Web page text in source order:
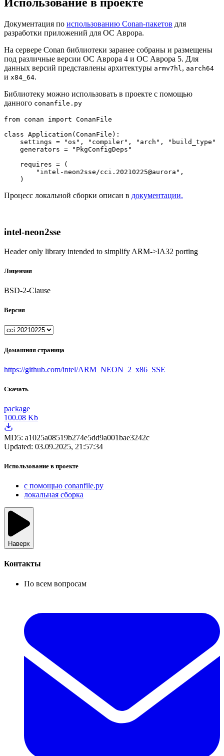
Использование в проекте
Документация по использованию Conan-пакетов для
разработки приложений для ОС Аврора.
На сервере Conan библиотеки заранее собраны и размещены
под различные версии ОС Аврора 4 и ОC Аврора 5. Для
данных версий представлены архитектуры armv7hl, aarch64
и x84_64.
Библиотеку можно использовать в проекте с помощью
данного conanfile.py
from conan import ConanFile
class Application ( ConanFile ):
    settings =
"os" , "compiler" , "arch" ,
"build_type"
    generators =
"PkgConfigDeps"
    requires = (
"intel-neon2sse/cci.20210225@aurora" ,
Процесс локальной сборки описан в документации.
intel-neon2sse
Header only library intended to simplify ARM->IA32 porting
Лицензия
BSD-2-Clause
Версия
Домашняя страница
https://github.com/intel/ARM_NEON_2_x86_SSE
Скачать
package
100.08 Kb
MD5: a1025a08519b274e5dd9a001bae3242c
Updated: 03.09.2025, 21:57:34
Использование в проекте
с помощью conanfile.py
локальная сборка
Наверх
Контакты
По всем вопросам